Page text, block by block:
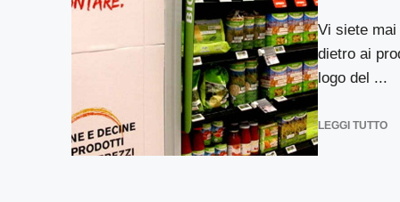
Vi siete
dietro ai
logo del ...
LEGGI TUTTO